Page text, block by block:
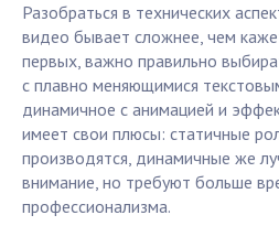
Разобраться в технических
видео бывает сложнее, чем
первых, важно правильно
с плавно меняющимися
динамичное с анимацией и
имеет свои плюсы: статичные
производятся, динамичные же
внимание, но требуют больше
профессионализма.